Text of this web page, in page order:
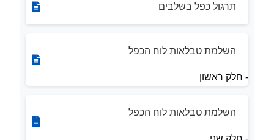
תרגול כפל בשלבים
השלמת טבלאות לוח הכפל
- חלק ראשון
השלמת טבלאות לוח הכפל